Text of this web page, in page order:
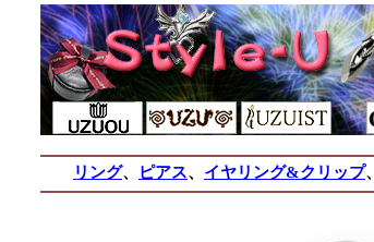
リング、 ピアス、 イヤリング&クリップ、